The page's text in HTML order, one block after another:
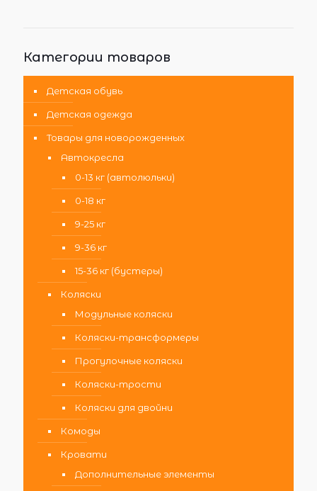
Категории товаров
Детская обувь
Детская одежда
Товары для новорожденных
Автокресла
0-13 кг (автолюльки)
0-18 кг
9-25 кг
9-36 кг
15-36 кг (бустеры)
Коляски
Модульные коляски
Коляски-трансформеры
Прогулочные коляски
Коляски-трости
Коляски для двойни
Комоды
Кровати
Дополнительные элементы